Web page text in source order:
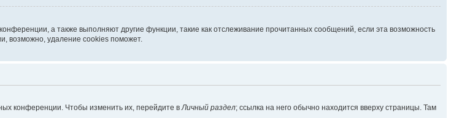
а также выполняют другие функции, такие как отслеживание прочитанных сообщений, если эта возможность
возможно, удаление cookies поможет.
конференции. Чтобы изменить их, перейдите в Личный раздел; ссылка на него обычно находится вверху страницы. Там